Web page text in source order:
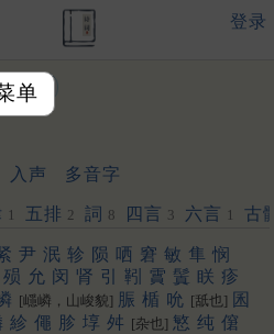
单
登录
入声 多音字
1 五排 2 詞 8 四言 3 六言 1 古
尹 泯 轸 陨 哂 窘 敏 隼 悯
殒 允 闵 肾 引 靷 霣 鬒 眹 疹
[嶾嶙，山峻貌] 脤 楯 吮 [舐也] 囷
紾 僶 胗 埻 舛 [杂也] 慜 纯 僒